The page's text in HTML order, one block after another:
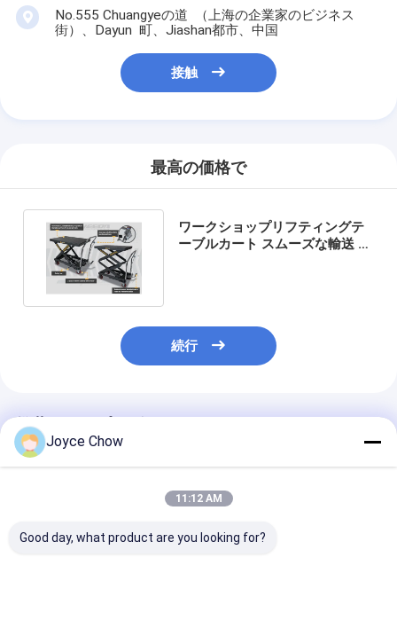
No.555 Chuangyeの道 （上海の企業家のビジネス
街）、Dayun 町、Jiashan都市、中国
接触
最高の価格で
ワークショップリフティングテ
ーブルカート スムーズな輸送 安
続行
推薦されたプロダクト
Joyce Chow
11:12 AM
Good day, what product are you looking for?